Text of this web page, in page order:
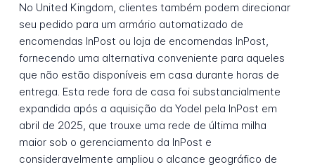
No United Kingdom, clientes também podem direcionar
seu pedido para um armário automatizado de
encomendas InPost ou loja de encomendas InPost,
fornecendo uma alternativa conveniente para aqueles
que não estão disponíveis em casa durante horas de
entrega. Esta rede fora de casa foi substancialmente
expandida após a aquisição da Yodel pela InPost em
abril de 2025, que trouxe uma rede de última milha
maior sob o gerenciamento da InPost e
consideravelmente ampliou o alcance geográfico de